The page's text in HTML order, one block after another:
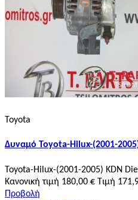
Toyota
Δυναμό Toyota-Hilux-(2001-
Toyota-Hilux-(2001-2005) KDN
Κανονική τιμή 180,00 € Τιμή
Προβολή